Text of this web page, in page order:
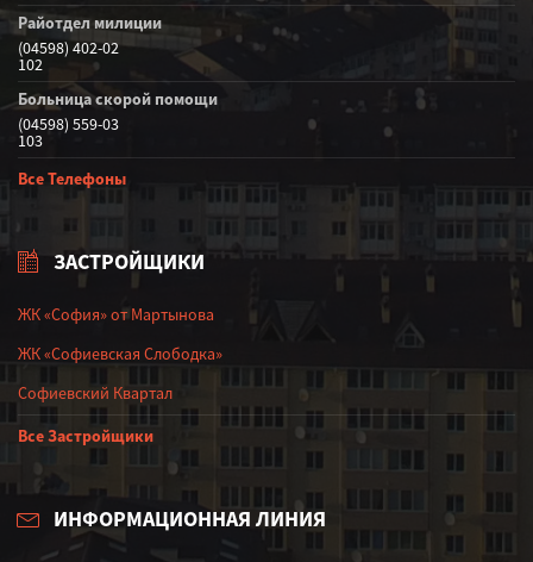
Райотдел милиции
(04598) 402-02
102
Больница скорой помощи
(04598) 559-03
103
Все Телефоны
ЗАСТРОЙЩИКИ
ЖК «София» от Мартынова
ЖК «Софиевская Слободка»
Софиевский Квартал
Все Застройщики
ИНФОРМАЦИОННАЯ ЛИНИЯ